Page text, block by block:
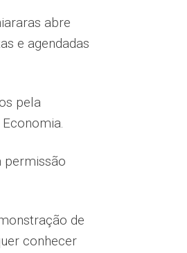
abre
e agendadas
pela
permissão
de
conhecer